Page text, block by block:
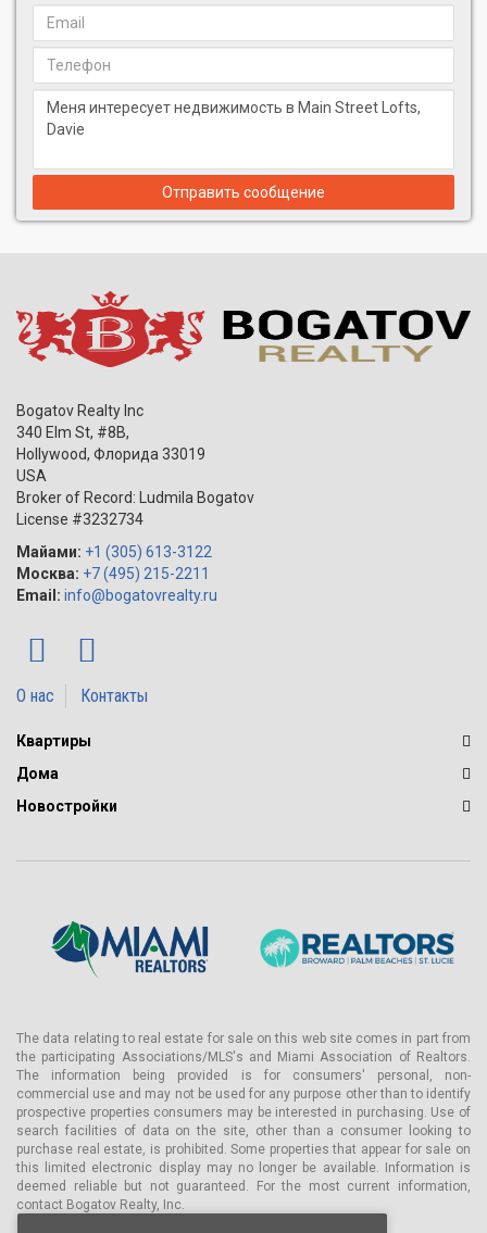
Отправить сообщение
Bogatov Realty Inc
340 Elm St, #8B,
Hollywood, Флорида 33019
USA
Broker of Record: Ludmila Bogatov
License #3232734
Майами: +1 (305) 613-3122
Москва: +7 (495) 215-2211
Email: info@bogatovrealty.ru
О нас Контакты
Квартиры
Дома
Новостройки
The data relating to real estate for sale on this web site comes in part from
the participating Associations/MLS's and Miami Association of Realtors.
The information being provided is for consumers' personal, non-
commercial use and may not be used for any purpose other than to identify
prospective properties consumers may be interested in purchasing. Use of
search facilities of data on the site, other than a consumer looking to
purchase real estate, is prohibited. Some properties that appear for sale on
this limited electronic display may no longer be available. Information is
deemed reliable but not guaranteed. For the most current information,
contact Bogatov Realty, Inc.